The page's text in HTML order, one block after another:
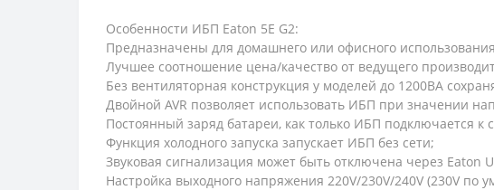
Особенности ИБП Eaton 5E G2:
Предназначены для домашнего или офисного
Лучшее соотношение цена/качество от ведущего
Без вентиляторная конструкция у моделей до 1200ВА
Двойной AVR позволяет использовать ИБП при значении
Постоянный заряд батареи, как только ИБП подключается к
Функция холодного запуска запускает ИБП без сети;
Звуковая сигнализация может быть отключена через Eaton
Настройка выходного напряжения 220V/230V/240V (230V по